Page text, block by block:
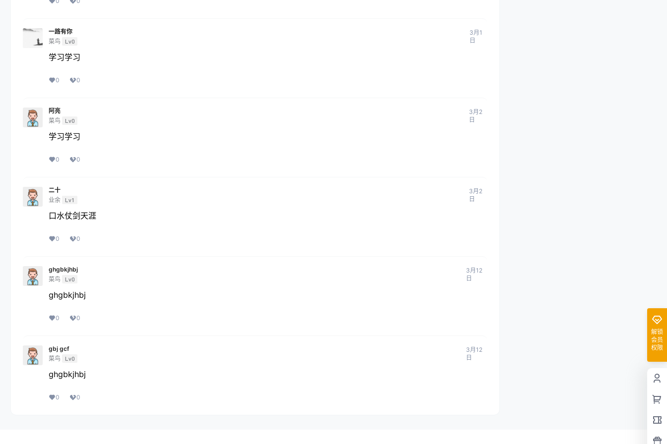
一路有你
菜鸟
Lv0
3月1
日
学习学习
0 0
阿亮
菜鸟
Lv0
3月2
日
学习学习
0 0
二十
业余 Lv1
3月2
日
口水仗剑天涯
0 0
ghgbkjhbj
菜鸟
Lv0
3月12
日
ghgbkjhbj
0 0
gbj gcf
菜鸟
Lv0
3月12
日
ghgbkjhbj
0 0
解锁
会员
权限